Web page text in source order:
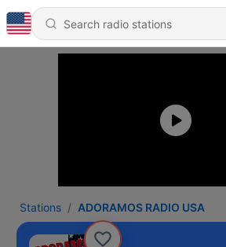
Stations ADORAMOS RADIO USA